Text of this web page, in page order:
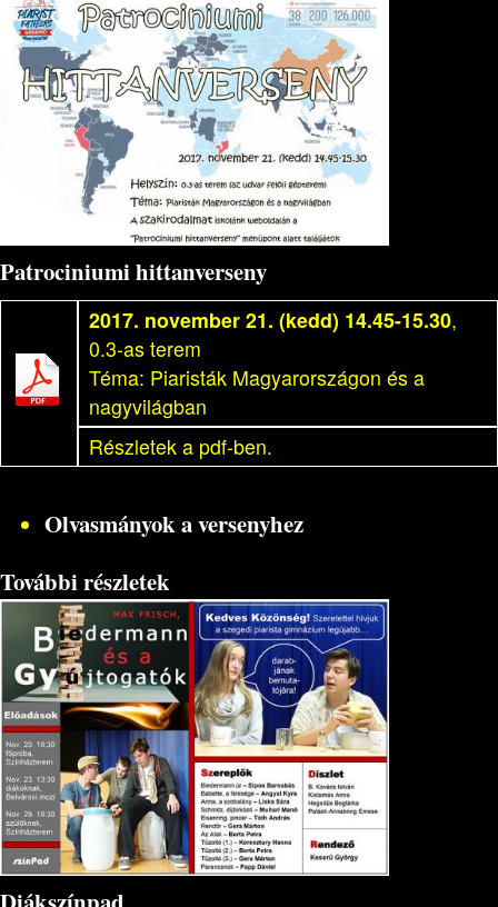
Patrociniumi hittanverseny
2017. november 21. (kedd) 14.45-15.30,
0.3-as terem
Téma: Piaristák Magyarországon és a
nagyvilágban
Részletek a pdf-ben.
Olvasmányok a versenyhez
További részletek